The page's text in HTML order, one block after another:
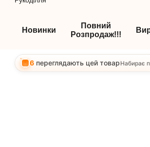
Новинки
Повний
Розпродаж!!!
6 переглядають цей товарНабирає